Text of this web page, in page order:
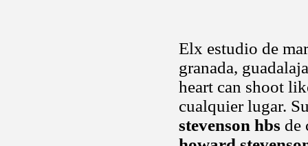
Elx estudio de
granada,
heart can shoot
cualquier lugar.
stevenson hbs de